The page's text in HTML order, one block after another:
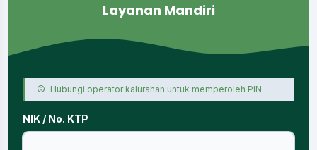
Layanan Mandiri
Hubungi operator kalurahan untuk memperoleh PIN
NIK / No. KTP